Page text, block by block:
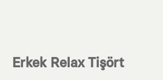
Erkek Relax Tişört